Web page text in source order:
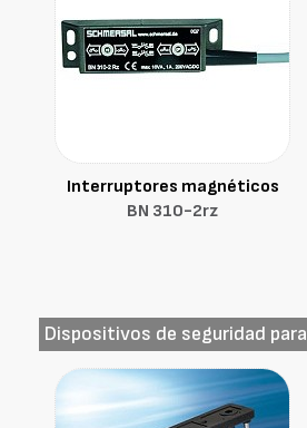
Interruptores magnéticos
BN 310-2rz
Dispositivos de seguridad